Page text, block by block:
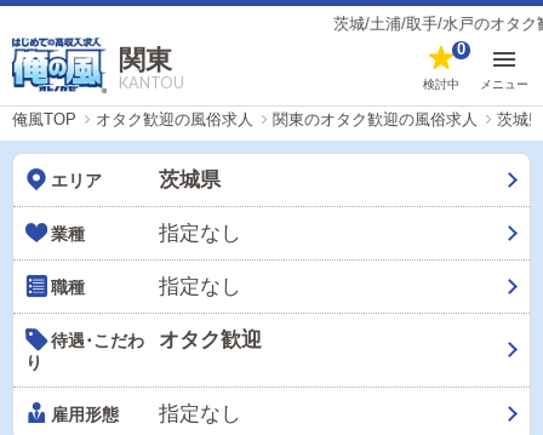
茨城/土浦/取手/水戸のオタク歓迎の風俗男性
関東
KANTOU 検討中
0
メニュー
俺風TOP オタク歓迎の風俗求人 関東のオタク歓迎の風俗求人 茨城
エリア 茨城県
業種 指定なし
職種 指定なし
待遇･こだわ
り
オタク歓迎
雇用形態 指定なし